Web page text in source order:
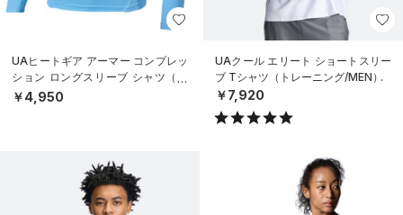
UAヒートギア アーマー コンプレッ
ション ロングスリーブ シャツ（ト
レーニング/MEN）
￥4,950
UAクール エリート ショートスリー
ブ Tシャツ（トレーニング/MEN）
￥7,920